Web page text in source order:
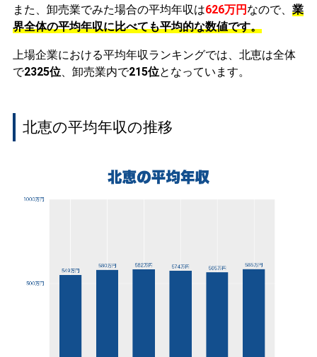
また、卸売業でみた場合の平均年収は626万円 なので、 業
界全体の平均年収に比べても平均的な数値です。
上場企業における平均年収ランキングでは、北恵は全体
で2325位、卸売業内で215位となっています。
北恵の平均年収の推移